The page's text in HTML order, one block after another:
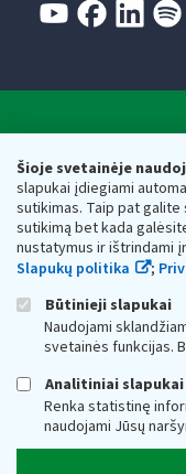
Šioje svetainėje
slapukai įdiegiami
sutikimas. Taip pat galite
sutikimą bet kada
nustatymus ir ištrindami
Slapukų politika
;
Būtinieji slapukai
Naudojami
svetainės funkcijas.
Analitiniai slapukai
Renka statistinę
naudojami Jūsų
Respublikos
Biudžetinė įstaiga.
adresas: Vasario 16-
vmi@vmi.lt, E.
Duomenys apie
Respublikos finansų